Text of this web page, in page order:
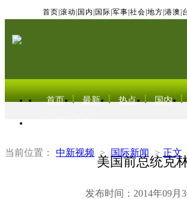
首页 滚动 国内 国际 军事 社会 地方 港澳
首页 最新 热点 国内
当前位置： 中新视频 > 国际新闻 > 正文
美国前总统克
发布时间：2014年09月